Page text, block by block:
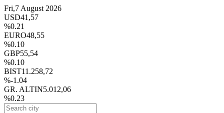
Fri,7 August 2026
USD41,57
%0.21
EURO48,55
%0.10
GBP55,54
%0.10
BIST11.258,72
%-1.04
GR. ALTIN5.012,06
%0.23